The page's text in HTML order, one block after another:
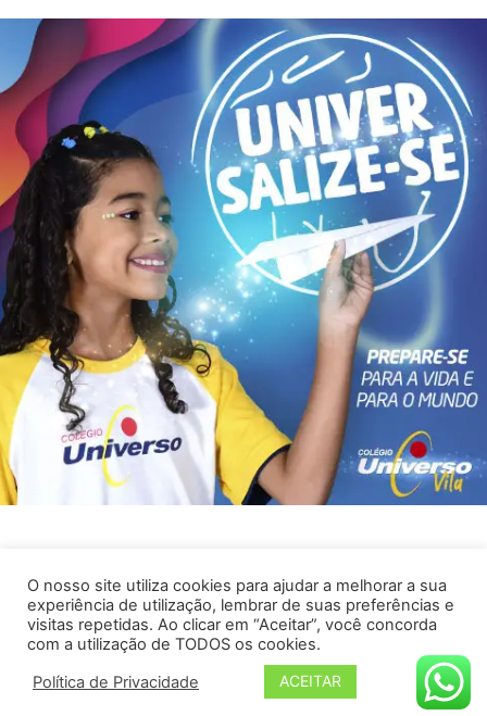
Flow Marketing Digital 2026 - Belém-PA | CNPJ:
23.575.083/0001-42 | Todos os direitos reservados.
O nosso site utiliza cookies para ajudar a melhorar a sua
experiência de utilização, lembrar de suas preferências e
visitas repetidas. Ao clicar em “Aceitar”, você concorda
com a utilização de TODOS os cookies.
Política de Privacidade
ACEITAR